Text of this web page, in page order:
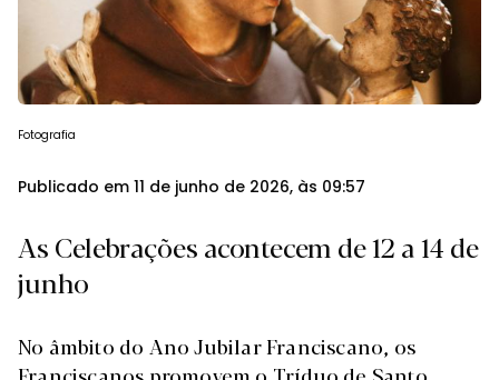
Fotografia
Publicado em 11 de junho de 2026, às 09:57
As Celebrações acontecem de 12 a 14 de
junho
No âmbito do Ano Jubilar Franciscano, os